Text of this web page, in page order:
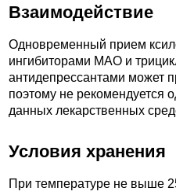
Взаимодействие
Одновременный прием
ингибиторами МАО и
антидепрессантами может
поэтому не рекомендуется
данных лекарственных
Условия хранения
При температуре не выше